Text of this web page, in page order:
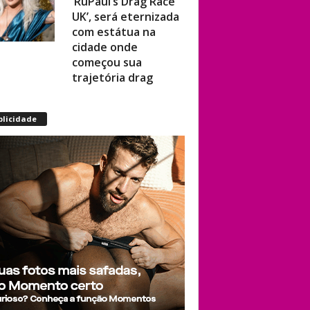
UK’, será eternizada
com estátua na
cidade onde
começou sua
trajetória drag
espanhol viram
assunto na web por
fotos “românticas”
em iate
Presença de
Shangela faz
estrelas de RuPaul’s
Drag Race
abandonarem festa
de aniversário de